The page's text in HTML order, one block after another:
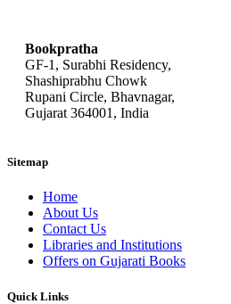
Bookpratha
GF-1, Surabhi Residency,
Shashiprabhu Chowk
Rupani Circle, Bhavnagar,
Gujarat 364001, India
Sitemap
Home
About Us
Contact Us
Libraries and Institutions
Offers on Gujarati Books
Quick Links